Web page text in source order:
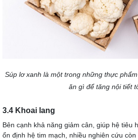
Súp lơ xanh là một trong những thực
ăn gì để tăng nội tiết
3.4 Khoai lang
Bên cạnh khả năng giảm cân, giúp hệ tiêu
ổn định hệ tim mạch, nhiều nghiên cứu